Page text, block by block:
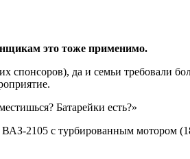
это тоже применимо.
спонсоров), да и семьи требовали
Батарейки есть?»
2105 с турбированным мотором